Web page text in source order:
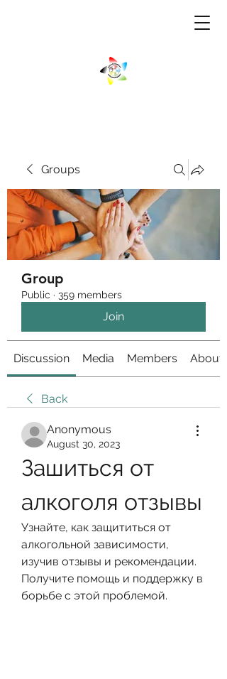
Groups
Group
Public · 359 members
Join
Discussion Media Members About
Back
Anonymous
August 30, 2023
Зашиться от
алкоголя отзывы
Узнайте, как защититься от
алкогольной зависимости,
изучив отзывы и рекомендации.
Получите помощь и поддержку в
борьбе с этой проблемой.